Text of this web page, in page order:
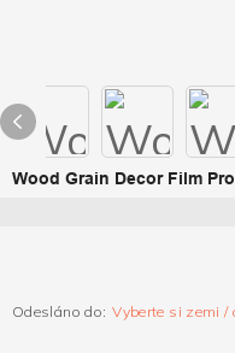
Wood Grain Decor Film
Odesláno do: Vyberte si zemi /